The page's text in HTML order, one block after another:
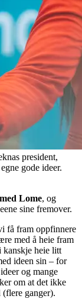
president,
gode ideer.
Lome, og
sine fremover.
få fram oppfinnere
med å heie fram
kanskje heie litt
ideen sin – for
og mange
om at det ikke
ganger).